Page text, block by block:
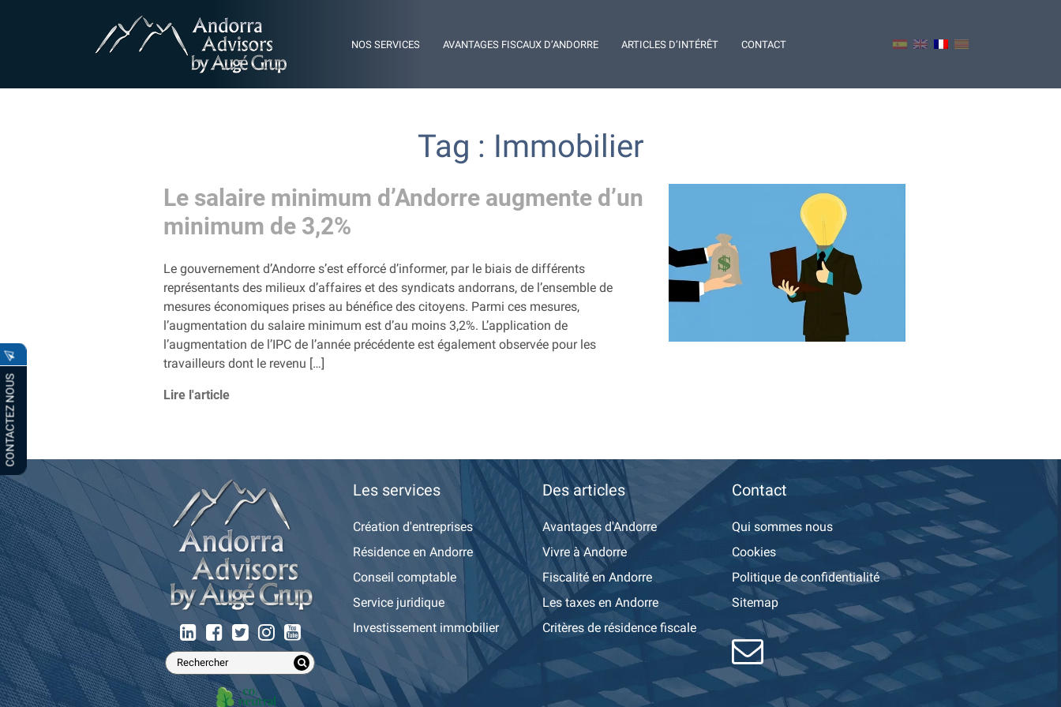
CONTACTEZ NOUS
NOS SERVICES AVANTAGES FISCAUX D’ANDORRE ARTICLES D’INTÉRÊT CONTACT
Tag : Immobilier
Le salaire minimum d’Andorre augmente d’un
minimum de 3,2%
Le gouvernement d’Andorre s’est efforcé d’informer, par le biais de différents
représentants des milieux d’affaires et des syndicats andorrans, de l’ensemble de
mesures économiques prises au bénéfice des citoyens. Parmi ces mesures,
l’augmentation du salaire minimum est d’au moins 3,2%. L’application de
l’augmentation de l’IPC de l’année précédente est également observée pour les
travailleurs dont le revenu […]
Lire l'article
Les services
Création d'entreprises
Résidence en Andorre
Conseil comptable
Service juridique
Investissement immobilier
Des articles
Avantages d'Andorre
Vivre à Andorre
Fiscalité en Andorre
Les taxes en Andorre
Critères de résidence fiscale
Contact
Qui sommes nous
Cookies
Politique de confidentialité
Sitemap